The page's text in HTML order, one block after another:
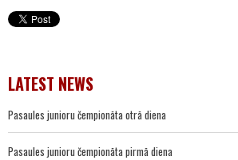
LATEST NEWS
Pasaules junioru čempionāta otrā diena
Pasaules junioru čempionāta pirmā diena